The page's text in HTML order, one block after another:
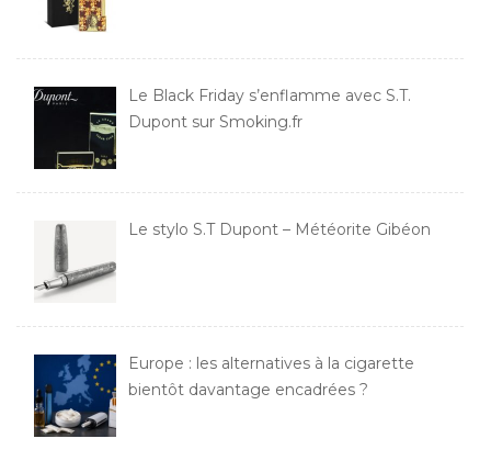
Le Black Friday s’enflamme avec S.T.
Dupont sur Smoking.fr
Le stylo S.T Dupont – Météorite Gibéon
Europe : les alternatives à la cigarette
bientôt davantage encadrées ?